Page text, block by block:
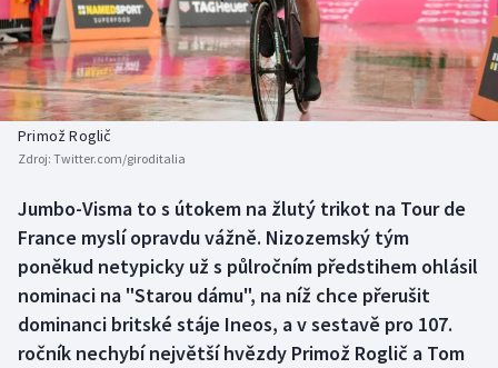
Boby a skeleton
Box
Curling
Florbal
Futsal
Golf
AZ kvíz
Primož Roglič
Zdroj: Twitter.com/giroditalia
Jumbo-Visma to s útokem na žlutý trikot na Tour de
France myslí opravdu vážně. Nizozemský tým
poněkud netypicky už s půlročním předstihem ohlásil
nominaci na "Starou dámu", na níž chce přerušit
dominanci britské stáje Ineos, a v sestavě pro 107.
ročník nechybí největší hvězdy Primož Roglič a Tom